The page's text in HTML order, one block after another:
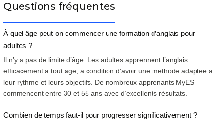
Questions fréquentes
À quel âge peut-on commencer une formation d’anglais pour
adultes ?
Il n’y a pas de limite d’âge. Les adultes apprennent l’anglais
efficacement à tout âge, à condition d’avoir une méthode adaptée à
leur rythme et leurs objectifs. De nombreux apprenants MyES
commencent entre 30 et 55 ans avec d’excellents résultats.
Combien de temps faut-il pour progresser significativement ?